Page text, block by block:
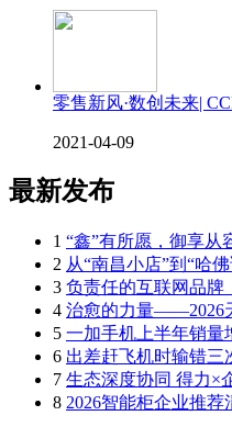
零售新风·数创未来|
2021-04-09
最新发布
1 “鑫”有所愿，御享从
2 从“南昌小店”到“哈
3 负责任的互联网品牌
4 治愈的力量——2026
5 一加手机上半年销量
6 出差赶飞机时输错三
7 生态深度协同 得力×
8 2026智能柜企业推